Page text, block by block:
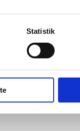
Statistik